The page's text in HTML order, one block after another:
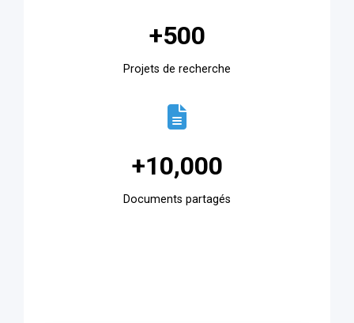
500+
Projets de recherche
10,000+
Documents partagés